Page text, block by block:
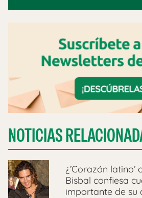
NOTICIAS
¿’Corazón latino’
Bisbal confiesa
importante de su